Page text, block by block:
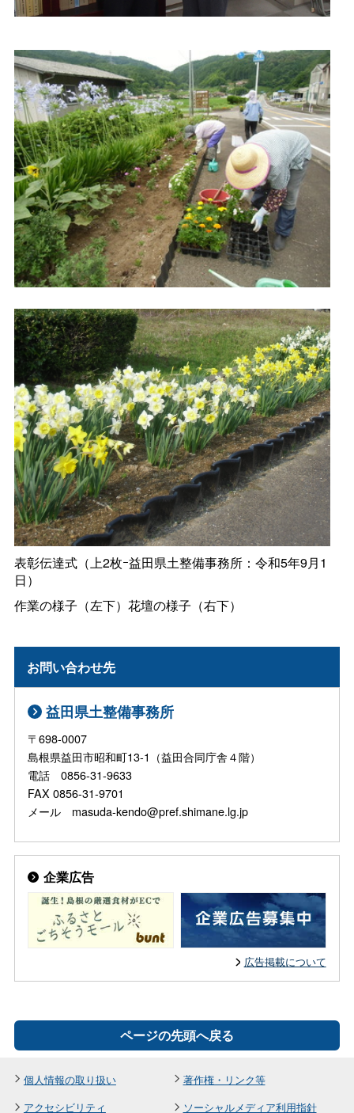
表彰伝達式（上2枚ｰ益田県土整備事務所：令和5年9月1
日）
作業の様子（左下）花壇の様子（右下）
お問い合わせ先
益田県土整備事務所
〒698-0007
島根県益田市昭和町13-1（益田合同庁舎４階）
電話 0856-31-9633
FAX 0856-31-9701
メール masuda-kendo@pref.shimane.lg.jp
企業広告
広告掲載について
ページの先頭へ戻る
個人情報の取り扱い
著作権・リンク等
アクセシビリティ
ソーシャルメディア利用指針